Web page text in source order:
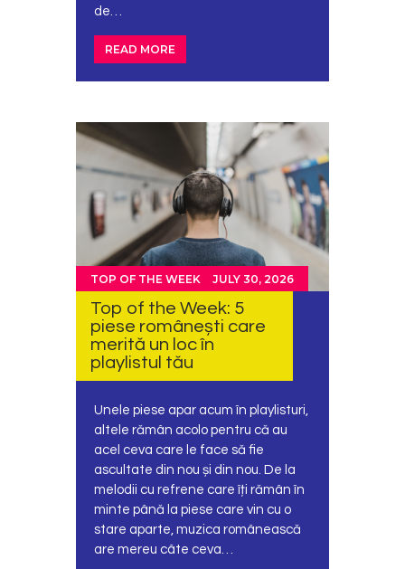
de…
READ MORE
TOP OF THE WEEK JULY 30, 2026
Top of the Week: 5
piese românești care
merită un loc în
playlistul tău
Unele piese apar acum în playlisturi,
altele rămân acolo pentru că au
acel ceva care le face să fie
ascultate din nou și din nou. De la
melodii cu refrene care îți rămân în
minte până la piese care vin cu o
stare aparte, muzica românească
are mereu câte ceva…